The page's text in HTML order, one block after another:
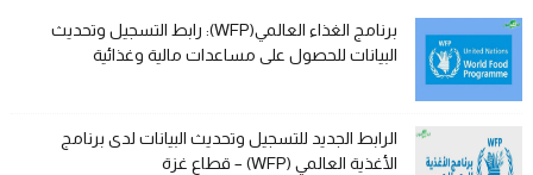
برنامج الغذاء العالمي(WFP): رابط التسجيل وتحديث
البيانات للحصول على مساعدات مالية وغذائية
الرابط الجديد للتسجيل وتحديث البيانات لدى برنامج
الأغذية العالمي (WFP) – قطاع غزة